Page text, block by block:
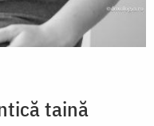
taină